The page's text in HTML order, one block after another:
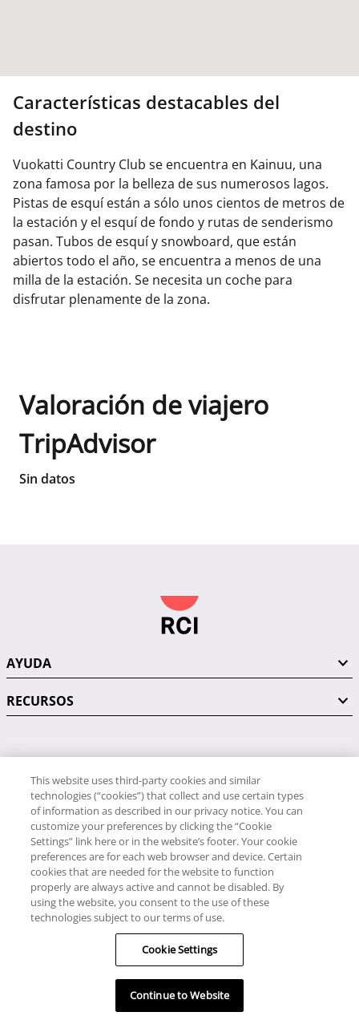
Características destacables del
destino
Vuokatti Country Club se encuentra en Kainuu, una
zona famosa por la belleza de sus numerosos lagos.
Pistas de esquí están a sólo unos cientos de metros de
la estación y el esquí de fondo y rutas de senderismo
pasan. Tubos de esquí y snowboard, que están
abiertos todo el año, se encuentra a menos de una
milla de la estación. Se necesita un coche para
disfrutar plenamente de la zona.
Valoración de viajero
TripAdvisor
Sin datos
AYUDA
RECURSOS
PÓNGASE EN CONTACTO CON NOSOTROS
RCI
34 91 406 9058
RCI Travel
34 91 406 9059
© RCI, LLC. Todos los derechos reservados.
This website uses third-party cookies and similar
technologies (“cookies”) that collect and use certain types
of information as described in our privacy notice. You can
customize your preferences by clicking the “Cookie
Settings” link here or in the website’s footer. Your cookie
preferences are for each web browser and device. Certain
cookies that are needed for the website to function
properly are always active and cannot be disabled. By
using the website, you consent to the use of these
technologies subject to our terms of use.
Cookie Settings
Continue to Website